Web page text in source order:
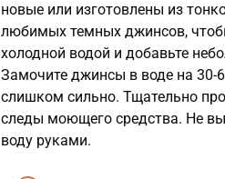
новые или изготовлены из
любимых темных джинсов,
холодной водой и добавьте
Замочите джинсы в воде на 30-
слишком сильно. Тщательно
следы моющего средства. Не
воду руками.